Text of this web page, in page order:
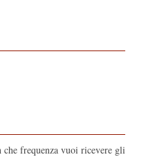
frequenza vuoi ricevere gli